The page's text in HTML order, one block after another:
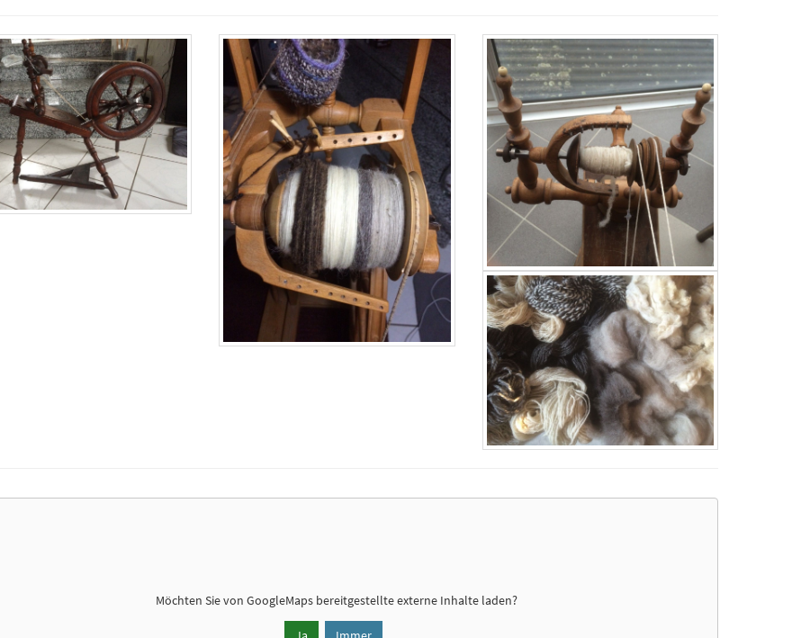
Möchten Sie vonGoogleMaps bereitgestellte externe Inhalte laden?